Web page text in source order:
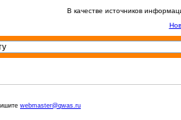
В качестве источников
webmaster@qwas.ru